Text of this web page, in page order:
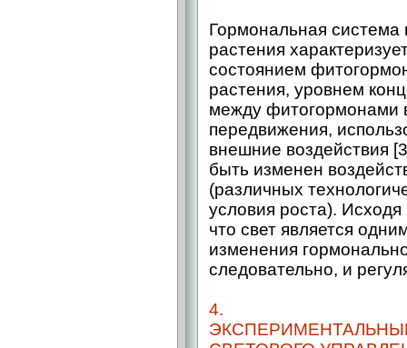
Гормональная система
растения
состоянием
растения, уровнем
между фитогормонами
передвижения,
внешние воздействия
быть изменен
(различных
условия роста).
что свет является
изменения
следовательно, и
4.